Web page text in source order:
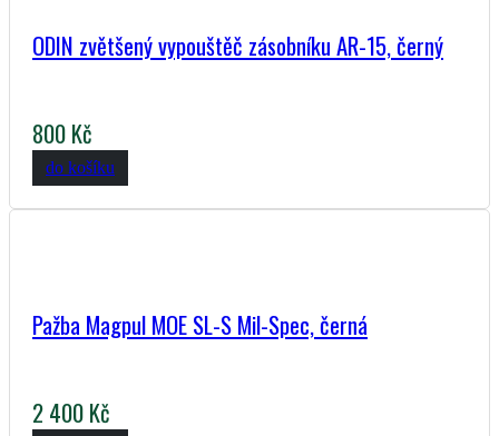
ODIN zvětšený vypouštěč zásobníku AR-15, černý
800 Kč
do košíku
Pažba Magpul MOE SL-S Mil-Spec, černá
2 400 Kč